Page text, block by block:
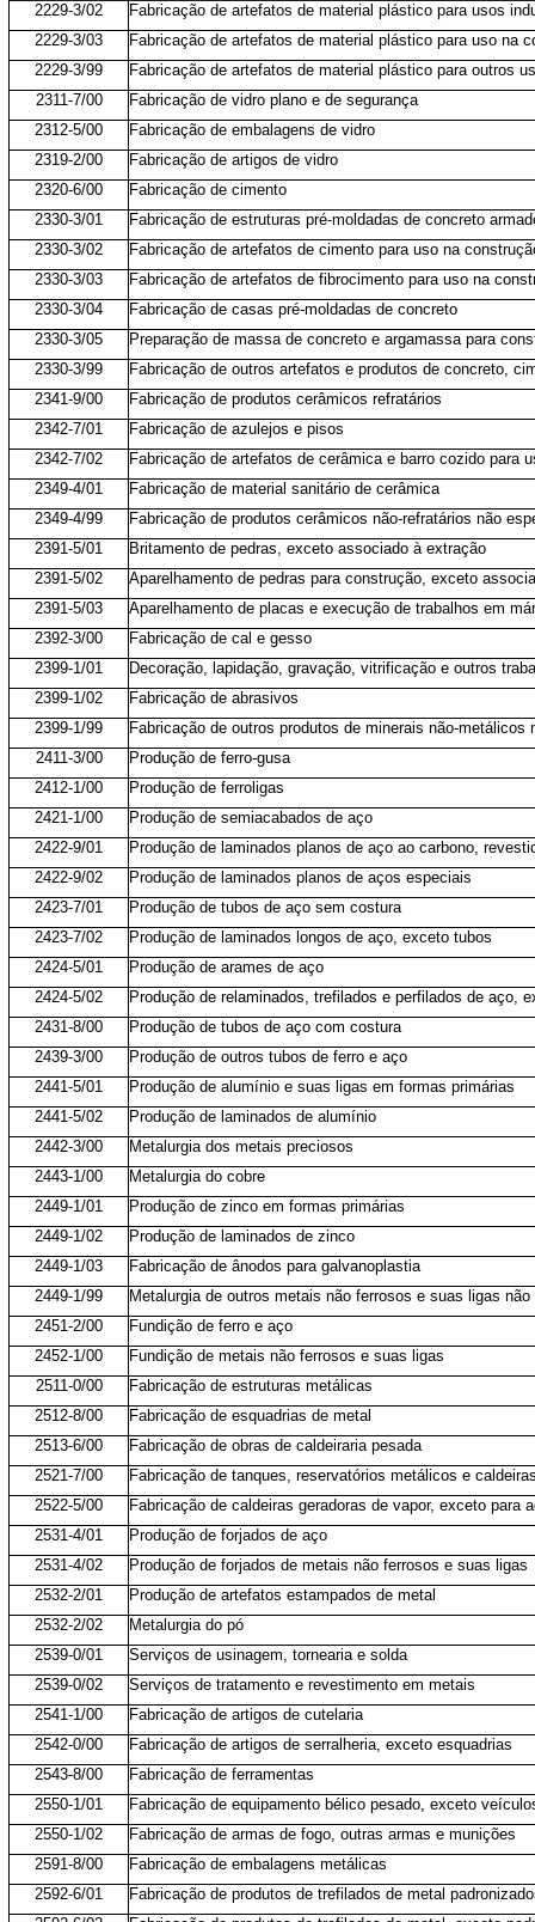
2229-3/02
Fabricação de artefatos de material plástico para usos
2229-3/03
Fabricação de artefatos de material plástico para uso na
2229-3/99
Fabricação de artefatos de material plástico para outros
2311-7/00
Fabricação de vidro plano e de segurança
2312-5/00
Fabricação de embalagens de vidro
2319-2/00
Fabricação de artigos de vidro
2320-6/00
Fabricação de cimento
2330-3/01
Fabricação de estruturas pré-moldadas de concreto
2330-3/02
Fabricação de artefatos de cimento para uso na
2330-3/03
Fabricação de artefatos de fibrocimento para uso na
2330-3/04
Fabricação de casas pré-moldadas de concreto
2330-3/05
Preparação de massa de concreto e argamassa para
2330-3/99
Fabricação de outros artefatos e produtos de concreto,
2341-9/00
Fabricação de produtos cerâmicos refratários
2342-7/01
Fabricação de azulejos e pisos
2342-7/02
Fabricação de artefatos de cerâmica e barro cozido para
2349-4/01
Fabricação de material sanitário de cerâmica
2349-4/99
Fabricação de produtos cerâmicos não-refratários não
2391-5/01
Britamento de pedras, exceto associado à extração
2391-5/02
Aparelhamento de pedras para construção, exceto
2391-5/03
Aparelhamento de placas e execução de trabalhos em
2392-3/00
Fabricação de cal e gesso
2399-1/01
Decoração, lapidação, gravação, vitrificação e outros
2399-1/02
Fabricação de abrasivos
2399-1/99
Fabricação de outros produtos de minerais não-metálicos
2411-3/00
Produção de ferro-gusa
2412-1/00
Produção de ferroligas
2421-1/00
Produção de semiacabados de aço
2422-9/01
Produção de laminados planos de aço ao carbono,
2422-9/02
Produção de laminados planos de aços especiais
2423-7/01
Produção de tubos de aço sem costura
2423-7/02
Produção de laminados longos de aço, exceto tubos
2424-5/01
Produção de arames de aço
2424-5/02
Produção de relaminados, trefilados e perfilados de aço,
2431-8/00
Produção de tubos de aço com costura
2439-3/00
Produção de outros tubos de ferro e aço
2441-5/01
Produção de alumínio e suas ligas em formas primárias
2441-5/02
Produção de laminados de alumínio
2442-3/00
Metalurgia dos metais preciosos
2443-1/00
Metalurgia do cobre
2449-1/01
Produção de zinco em formas primárias
2449-1/02
Produção de laminados de zinco
2449-1/03
Fabricação de ânodos para galvanoplastia
2449-1/99
Metalurgia de outros metais não ferrosos e suas ligas
2451-2/00
Fundição de ferro e aço
2452-1/00
Fundição de metais não ferrosos e suas ligas
2511-0/00
Fabricação de estruturas metálicas
2512-8/00
Fabricação de esquadrias de metal
2513-6/00
Fabricação de obras de caldeiraria pesada
2521-7/00
Fabricação de tanques, reservatórios metálicos e
2522-5/00
Fabricação de caldeiras geradoras de vapor, exceto para
2531-4/01
Produção de forjados de aço
2531-4/02
Produção de forjados de metais não ferrosos e suas ligas
2532-2/01
Produção de artefatos estampados de metal
2532-2/02
Metalurgia do pó
2539-0/01
Serviços de usinagem, tornearia e solda
2539-0/02
Serviços de tratamento e revestimento em metais
2541-1/00
Fabricação de artigos de cutelaria
2542-0/00
Fabricação de artigos de serralheria, exceto esquadrias
2543-8/00
Fabricação de ferramentas
2550-1/01
Fabricação de equipamento bélico pesado, exceto
2550-1/02
Fabricação de armas de fogo, outras armas e munições
2591-8/00
Fabricação de embalagens metálicas
2592-6/01
Fabricação de produtos de trefilados de metal